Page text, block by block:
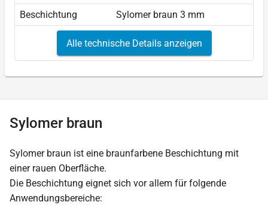
Beschichtung
Sylomer braun 3 mm
Alle technische Details anzeigen
Sylomer braun
Sylomer braun ist eine braunfarbene Beschichtung mit
einer rauen Oberfläche.
Die Beschichtung eignet sich vor allem für folgende
Anwendungsbereiche: